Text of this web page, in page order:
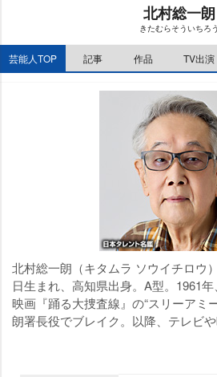
北村総一朗
きたむらそういちろう
芸能人TOP 記事 作品 TV出演
北村総一朗（キタムラ ソウイチロ
日生まれ、高知県出身。A型。1961年
映画『踊る大捜査線』の“スリーアミ
朗署長役でブレイク。以降、テレビや